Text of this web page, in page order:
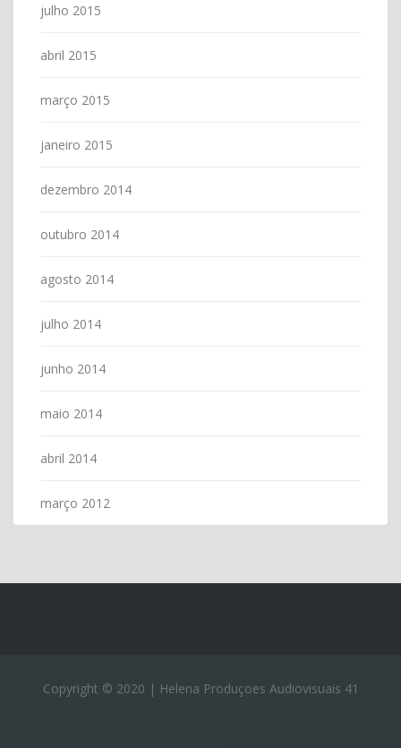
julho 2015
abril 2015
março 2015
janeiro 2015
dezembro 2014
outubro 2014
agosto 2014
julho 2014
junho 2014
maio 2014
abril 2014
março 2012
Copyright © 2020 | Helena Produçoes Audiovisuais 41